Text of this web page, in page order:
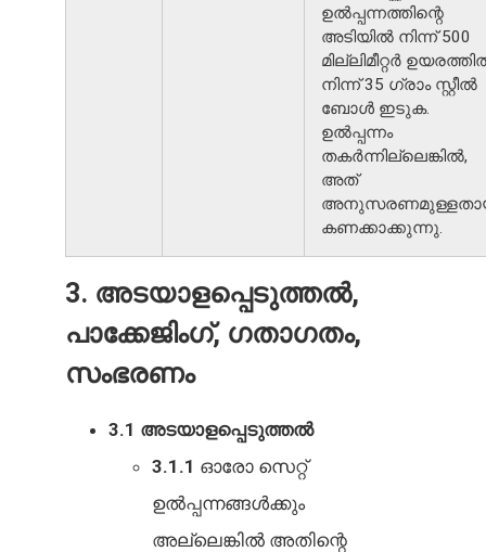
ഉൽപ്പന്നത്തിന്റെ
അടിയിൽ നിന്ന് 500
മില്ലിമീറ്റർ
നിന്ന് 35 ഗ്രാം സ്റ്റീൽ
ബോൾ ഇടുക.
ഉൽപ്പന്നം
തകർന്നില്ലെങ്കിൽ,
അത്
കണക്കാക്കുന്നു.
3. അടയാളപ്പെടുത്തൽ,
പാക്കേജിംഗ്, ഗതാഗതം,
സംഭരണം
3.1 അടയാളപ്പെടുത്തൽ
3.1.1 ഓരോ സെറ്റ്
ഉൽപ്പന്നങ്ങൾക്കും
അല്ലെങ്കിൽ അതിന്റെ